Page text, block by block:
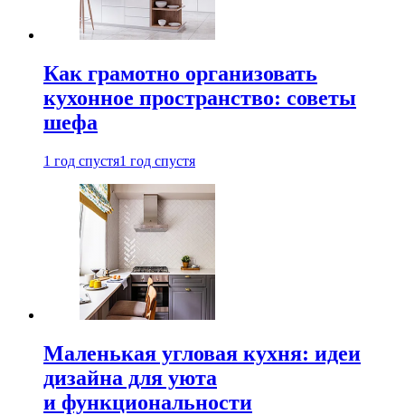
Как грамотно организовать
кухонное пространство: советы
шефа
1 год спустя1 год спустя
Маленькая угловая кухня: идеи
дизайна для уюта
и функциональности